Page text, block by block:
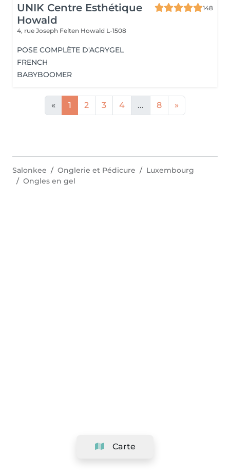
UNIK Centre Esthétique
Howald
148
4, rue Joseph Felten Howald L-1508
POSE COMPLÈTE D'ACRYGEL
FRENCH
BABYBOOMER
« 1 2 3 4 ... 8 »
Carte
Salonkee Onglerie et Pédicure
Luxembourg
Ongles en gel